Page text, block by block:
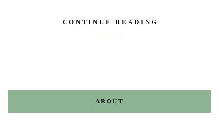
CONTINUE READING
ABOUT